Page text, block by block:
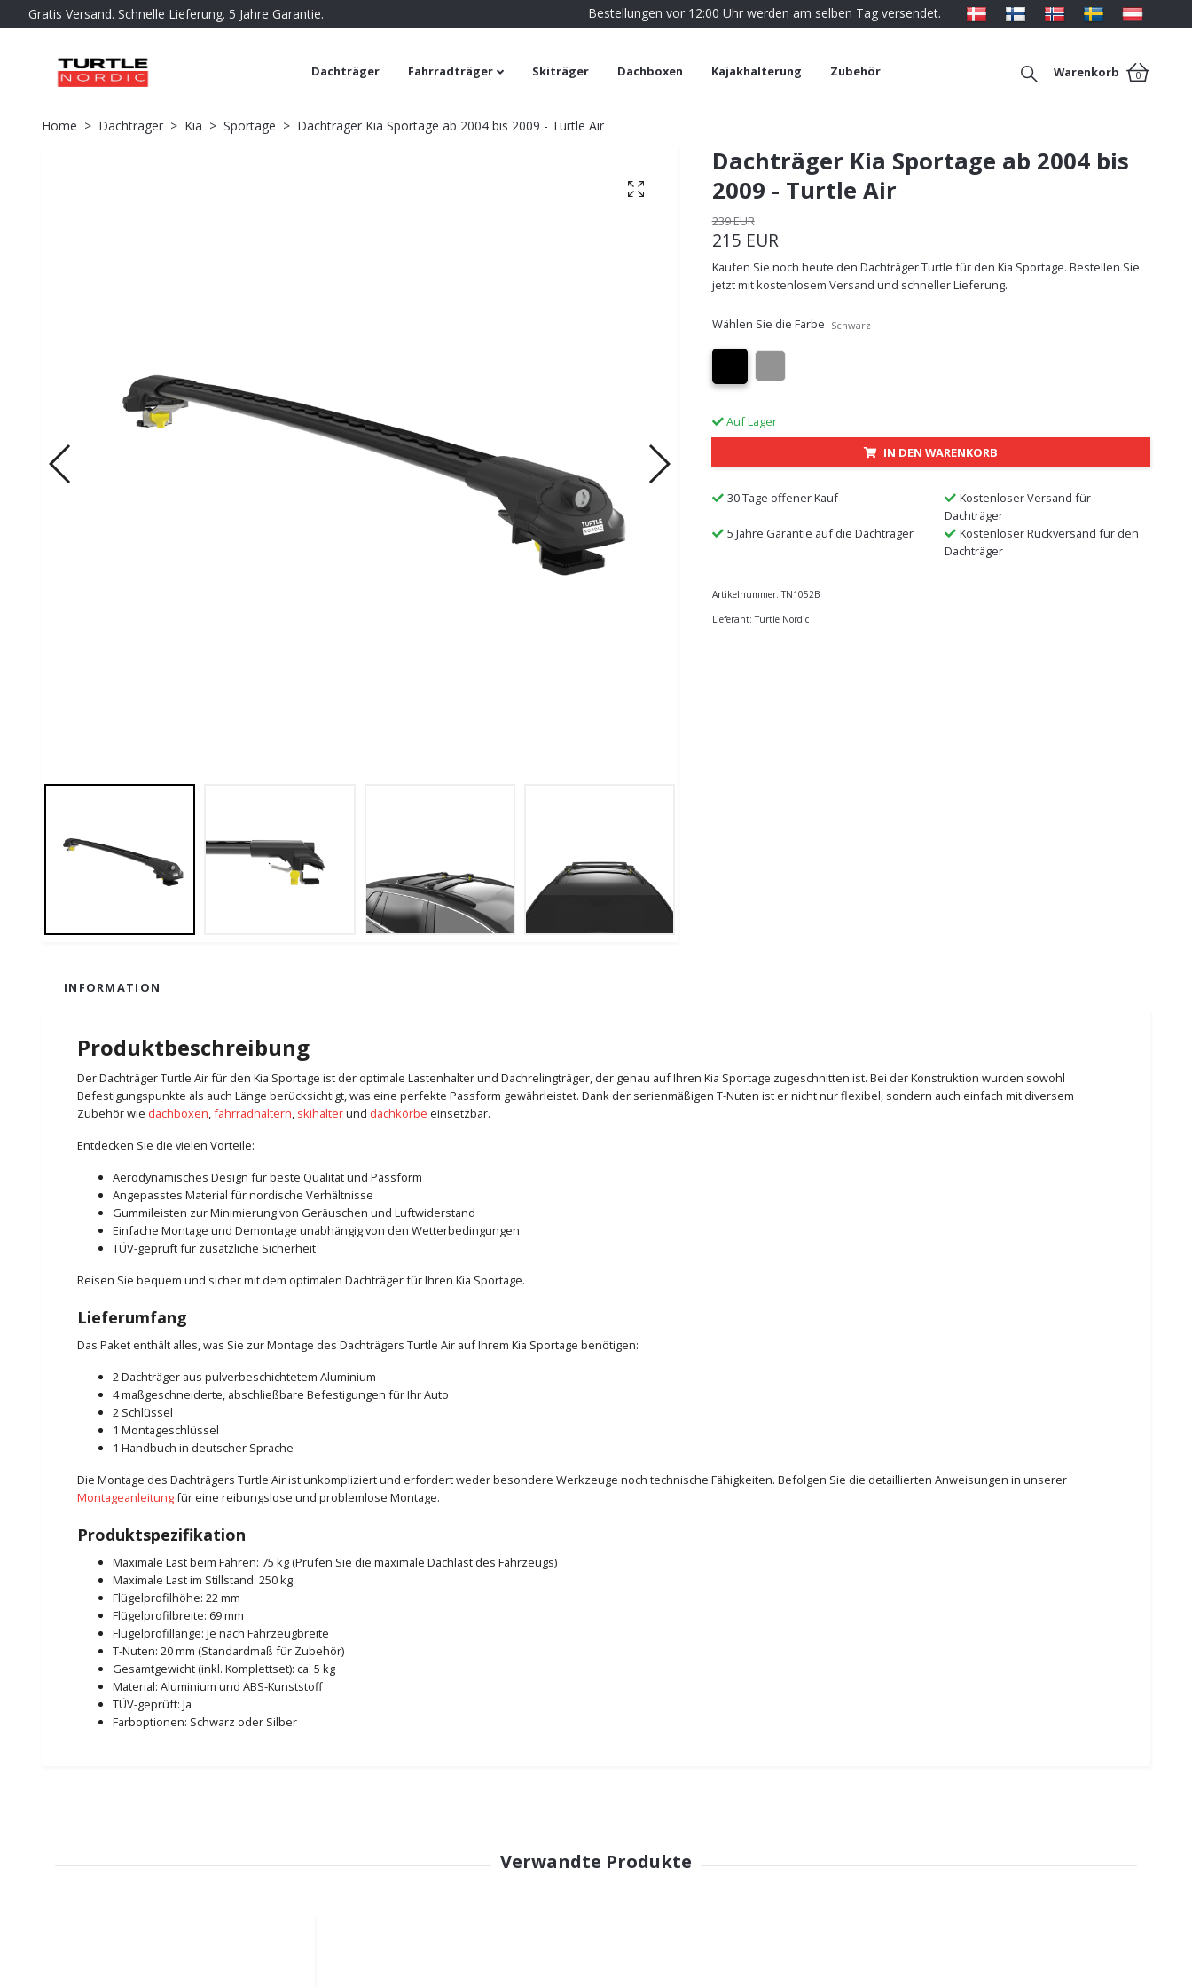
Gratis Versand. Schnelle Lieferung. 5 Jahre Garantie. Bestellungen vor 12:00 Uhr werden am selben Tag versendet.
Dachträger Fahrradträger Skiträger Dachboxen Kajakhalterung Zubehör Warenkorb 0
Home Dachträger Kia Sportage Dachträger Kia Sportage ab 2004 bis 2009 - Turtle Air
Dachträger Kia Sportage ab 2004 bis
2009 - Turtle Air
239 EUR
215 EUR
Kaufen Sie noch heute den Dachträger Turtle für den Kia Sportage. Bestellen Sie
jetzt mit kostenlosem Versand und schneller Lieferung.
Wählen Sie die Farbe Schwarz
Auf Lager
IN DEN WARENKORB
30 Tage offener Kauf
Kostenloser Versand für
Dachträger
5 Jahre Garantie auf die Dachträger
Kostenloser Rückversand für den
Dachträger
Artikelnummer: TN1052B
Lieferant: Turtle Nordic
INFORMATION
Produktbeschreibung
Der Dachträger Turtle Air für den Kia Sportage ist der optimale Lastenhalter und Dachrelingträger, der genau auf Ihren Kia Sportage zugeschnitten ist. Bei der Konstruktion wurden sowohl
Befestigungspunkte als auch Länge berücksichtigt, was eine perfekte Passform gewährleistet. Dank der serienmäßigen T-Nuten ist er nicht nur flexibel, sondern auch einfach mit diversem
Zubehör wie dachboxen,fahrradhaltern, skihalterund dachkörbe einsetzbar.
Entdecken Sie die vielen Vorteile:
Aerodynamisches Design für beste Qualität und Passform
Angepasstes Material für nordische Verhältnisse
Gummileisten zur Minimierung von Geräuschen und Luftwiderstand
Einfache Montage und Demontage unabhängig von den Wetterbedingungen
TÜV-geprüft für zusätzliche Sicherheit
Reisen Sie bequem und sicher mit dem optimalen Dachträger für Ihren Kia Sportage.
Lieferumfang
Das Paket enthält alles, was Sie zur Montage des Dachträgers Turtle Air auf Ihrem Kia Sportage benötigen:
2 Dachträger aus pulverbeschichtetem Aluminium
4 maßgeschneiderte, abschließbare Befestigungen für Ihr Auto
2 Schlüssel
1 Montageschlüssel
1 Handbuch in deutscher Sprache
Die Montage des Dachträgers Turtle Air ist unkompliziert und erfordert weder besondere Werkzeuge noch technische Fähigkeiten. Befolgen Sie die detaillierten Anweisungen in unserer
Montageanleitungfür eine reibungslose und problemlose Montage.
Produktspezifikation
Maximale Last beim Fahren: 75 kg (Prüfen Sie die maximale Dachlast des Fahrzeugs)
Maximale Last im Stillstand: 250 kg
Flügelprofilhöhe: 22 mm
Flügelprofilbreite: 69 mm
Flügelprofillänge: Je nach Fahrzeugbreite
T-Nuten: 20 mm (Standardmaß für Zubehör)
Gesamtgewicht (inkl. Komplettset): ca. 5 kg
Material: Aluminium und ABS-Kunststoff
TÜV-geprüft: Ja
Farboptionen: Schwarz oder Silber